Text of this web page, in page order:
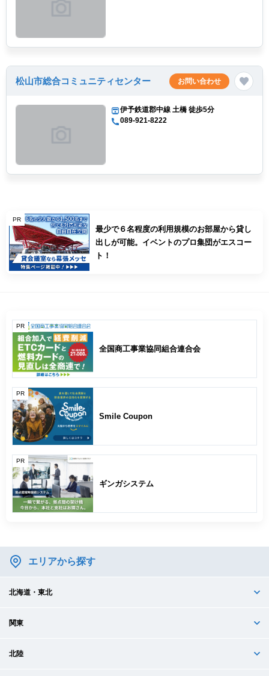
松山市総合コミュニティセンター お問い合わせ
伊予鉄道郡中線 土橋 徒歩5分
089-921-8222
PR
最少で６名程度の利用規模のお部屋から貸し
出しが可能。イベントのプロ集団がエスコー
ト！
PR
全国商工事業協同組合連合会
PR
Smile Coupon
PR
ギンガシステム
エリアから探す
北海道・東北
関東
北陸